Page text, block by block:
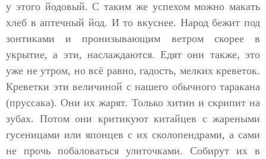
у этого йодовый. С таким же успехом можно макать
хлеб в аптечный йод. И то вкуснее. Народ бежит под
зонтиками и пронизывающим ветром скорее в
укрытие, а эти, наслаждаются. Едят они также, это
уже не утром, но всё равно, гадость, мелких креветок.
Креветки эти величиной с нашего обычного таракана
(пруссака). Они их жарят. Только хитин и скрипит на
зубах. Потом они критикуют китайцев с жареными
гусеницами или японцев с их сколопендрами, а сами
не прочь побаловаться улиточками. Собирут их в